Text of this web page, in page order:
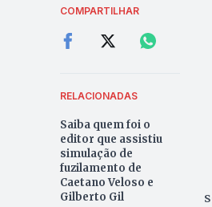
COMPARTILHAR
RELACIONADAS
Saiba quem foi o
editor que assistiu
simulação de
fuzilamento de
Caetano Veloso e
Gilberto Gil